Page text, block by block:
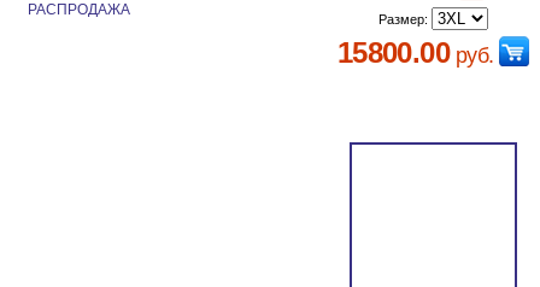
Размер:
15800.00руб.
РАСПРОДАЖА